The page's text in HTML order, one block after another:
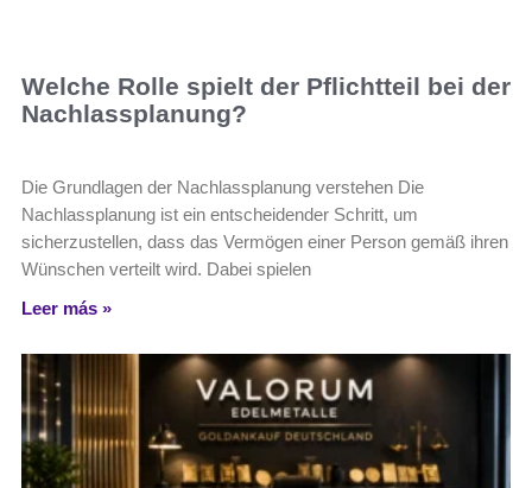
Welche Rolle spielt der Pflichtteil bei der
Nachlassplanung?
Die Grundlagen der Nachlassplanung verstehen Die
Nachlassplanung ist ein entscheidender Schritt, um
sicherzustellen, dass das Vermögen einer Person gemäß ihren
Wünschen verteilt wird. Dabei spielen
Leer más »